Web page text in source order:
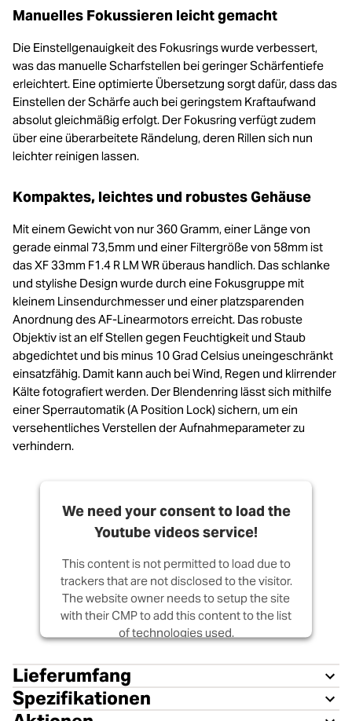
Manuelles Fokussieren leicht gemacht
Die Einstellgenauigkeit des Fokusrings wurde verbessert,
was das manuelle Scharfstellen bei geringer Schärfentiefe
erleichtert. Eine optimierte Übersetzung sorgt dafür, dass das
Einstellen der Schärfe auch bei geringstem Kraftaufwand
absolut gleichmäßig erfolgt. Der Fokusring verfügt zudem
über eine überarbeitete Rändelung, deren Rillen sich nun
leichter reinigen lassen.
Kompaktes, leichtes und robustes Gehäuse
Mit einem Gewicht von nur 360 Gramm, einer Länge von
gerade einmal 73,5mm und einer Filtergröße von 58mm ist
das XF 33mm F1.4 R LM WR überaus handlich. Das schlanke
und stylishe Design wurde durch eine Fokusgruppe mit
kleinem Linsendurchmesser und einer platzsparenden
Anordnung des AF-Linearmotors erreicht. Das robuste
Objektiv ist an elf Stellen gegen Feuchtigkeit und Staub
abgedichtet und bis minus 10 Grad Celsius uneingeschränkt
einsatzfähig. Damit kann auch bei Wind, Regen und klirrender
Kälte fotografiert werden. Der Blendenring lässt sich mithilfe
einer Sperrautomatik (A Position Lock) sichern, um ein
versehentliches Verstellen der Aufnahmeparameter zu
verhindern.
We need your consent to load the
Youtube videos service!
This content is not permitted to load due to
trackers that are not disclosed to the visitor.
The website owner needs to setup the site
with their CMP to add this content to the list
of technologies used.
Powered byUsercentrics Consent
Management Platform
Lieferumfang
Spezifikationen